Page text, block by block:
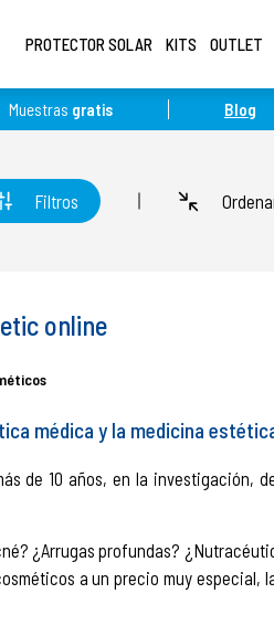
Muestras gratis Blog
PROTECTOR SOLAR KITS OUTLET
Filtros
online
médica y la medicina
de 10 años, en la investigación,
¿Arrugas profundas?
a un precio muy especial,